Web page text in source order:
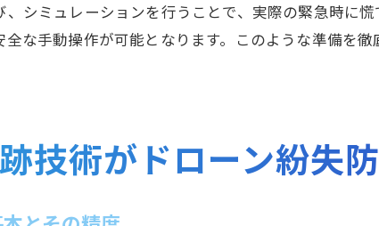
センサーとカメラ
ソフトウェアとフ
ドローン操縦者が知っ
AI技術の導入によ
、シミュレーションを行うことで、実際の緊急時に
全な手動操作が可能となります。このような準備を
技術がドローン紛失